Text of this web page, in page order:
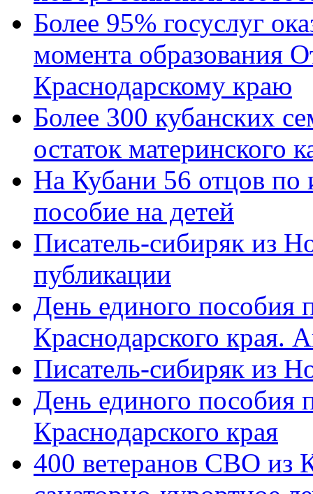
Более 95% госуслуг
момента образования
Краснодарскому краю
Более 300 кубанских
остаток материнского
На Кубани 56 отцов по
пособие на детей
Писатель-сибиряк из
публикации
День единого пособия
Краснодарского края.
Писатель-сибиряк из
День единого пособия
Краснодарского края
400 ветеранов СВО из